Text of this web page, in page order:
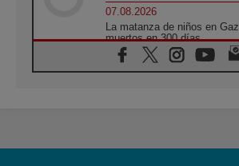
07.08.2026
La matanza de niños en
muertos en 300 días
07.08.2026
Tagle: La guerra desfigura